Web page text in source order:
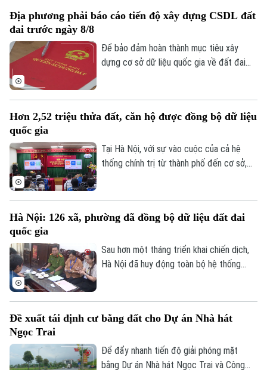
Địa phương phải báo cáo tiến độ xây dựng CSDL đất
đai trước ngày 8/8
Để bảo đảm hoàn thành mục tiêu xây
dựng cơ sở dữ liệu quốc gia về đất đai
báo cáo trước ngày 8/8.
Hơn 2,52 triệu thửa đất, căn hộ được đồng bộ dữ liệu
quốc gia
Tại Hà Nội, với sự vào cuộc của cả hệ
thống chính trị từ thành phố đến cơ sở,
đồng bộ trên toàn địa bàn.
Hà Nội: 126 xã, phường đã đồng bộ dữ liệu đất đai
quốc gia
Sau hơn một tháng triển khai chiến dịch,
Hà Nội đã huy động toàn bộ hệ thống
cung cấp hơn 10.000 tài khoản và các
Đề xuất tái định cư bằng đất cho Dự án Nhà hát
Ngọc Trai
Để đẩy nhanh tiến độ giải phóng mặt
bằng Dự án Nhà hát Ngọc Trai và Công